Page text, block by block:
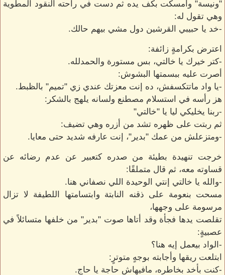
"ونيسة" وأمسكت بكف يده ثم دست في راحته النقود المطوية
وهي تقول له:
-خد يا حبيبي القرشين دول مشي بيهم حالك.
اعترض بكرامةٍ زائفة:
-كتر خيرك يا خالتي، بس مستورة والحمدلله.
أصرت عليه ببسمتها البشوش:
-يا واد ماتتكسفش، ده إنت معزتك عندي زي "تميم" بالظبط.
هز رأسه في استسلام مصطنع ولسانه يلهج بالشكر:
-ربنا يخليكي ليا يا "خالتي"
ثم ربتت على ظهره تشد من أزره وهي تضيف:
-ومتزعلش من عمك "بدير"، إنت عارفه شديد حتى معايا.
خرجت تنهيدة بطيئة من صدره كتعبير عن عدم رضائه عن
قساوته معه، ثم قال متملقًا:
-والله يا خالتي إنتي الوحيدة اللي نصفاني هنا.
مسحت بنعومة على ذقنه النابتة وابتسامتها اللطيفة لا تزال
مرسومة على وجهها،
تقلصت يدها فجأة وقد أتاها صوت "بدير" من خلفها متسائلاً في
عصبيةٍ:
-الواد بيعمل إيه هنا؟
ابتلعت ريقها وأجابته بوجهٍ متوترٍ:
-كنت بأخد بخاطره، مافيهاش حاجة يا حاج.